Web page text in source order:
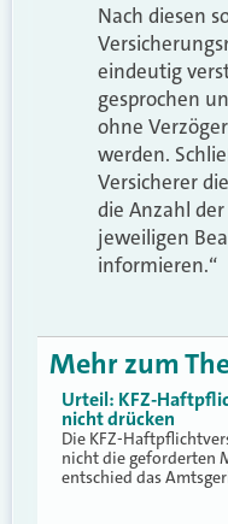
Nach diesen
eindeutig
gesprochen
ohne
werden.
Versicherer
die Anzahl
jeweiligen
informieren.“
Mehr zum
Urteil: KFZ-
nicht drücken
Die KFZ-
nicht die geforderten
entschied das